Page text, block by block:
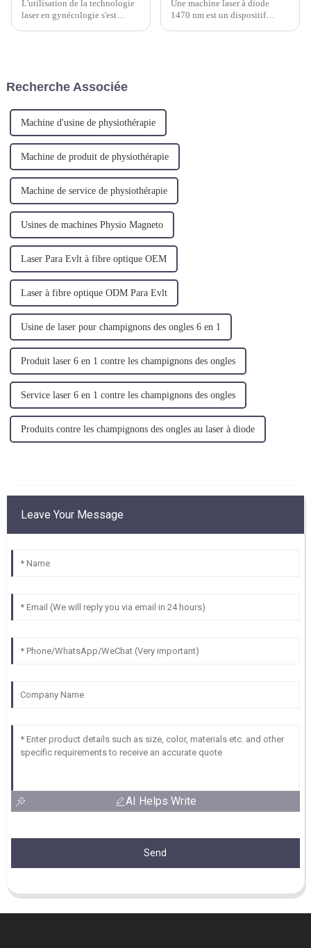
L'utilisation de la technologie
laser en gynécologie s'est
applications de colposcopie. ...
Une machine laser à diode
1470 nm est un dispositif
Recherche Associée
Machine d'usine de physiothérapie
Machine de produit de physiothérapie
Machine de service de physiothérapie
Usines de machines Physio Magneto
Laser Para Evlt à fibre optique OEM
Laser à fibre optique ODM Para Evlt
Usine de laser pour champignons des ongles 6 en 1
Produit laser 6 en 1 contre les champignons des ongles
Service laser 6 en 1 contre les champignons des ongles
Produits contre les champignons des ongles au laser à diode
Leave Your Message
AI Helps Write
Send